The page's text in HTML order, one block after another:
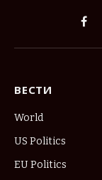
ВЕСТИ
World
US Politics
EU Politics